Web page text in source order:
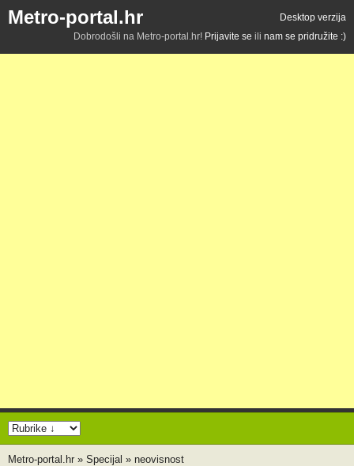
Metro-portal.hr
Desktop verzija
Dobrodošli na Metro-portal.hr! Prijavite se ili nam se pridružite :)
Metro-portal.hr » Specijal » neovisnost